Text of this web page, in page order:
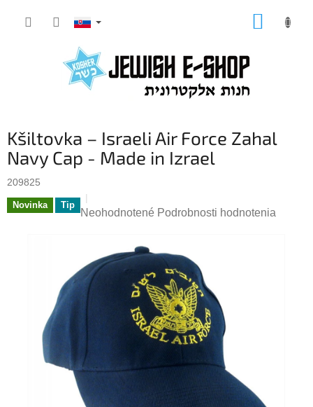
Kšiltovka – Israeli Air Force Zahal
Navy Cap - Made in Izrael
209825
Novinka Tip
Priemerné
0,0
z
hviezdičiek.
Neohodnotené Podrobnosti hodnotenia